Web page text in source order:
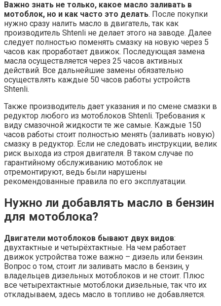
Важно знать не только, какое масло заливать в
мотоблок, но и как часто это делать. После покупки
нужно сразу налить масло в двигатель, так как
производитель Shtenli не делает этого на заводе. Далее
следует полностью поменять смазку на новую через 5
часов как проработает движок. Последующая замена
масла осуществляется через 25 часов активных
действий. Все дальнейшие замены обязательно
осуществлять каждые 50 часов работы устройств
Shtenli.
Также производитель дает указания и по смене смазки в
редуктор любого из мотоблоков Shtenli. Требования к
виду смазочной жидкости те же самые. Каждые 150
часов работы стоит полностью менять (заливать новую)
смазку в редуктор. Если не следовать инструкции, велик
риск выхода из строя двигателя. В таком случае по
гарантийному обслуживанию мотоблок не
отремонтируют, ведь были нарушены
рекомендованные правила по его эксплуатации.
Нужно ли добавлять масло в бензин
для мотоблока?
Двигатели мотоблоков бывают двух видов:
двухтактные и четырёхтактные. На чем работает
движок устройства тоже важно – дизель или бензин.
Вопрос о том, стоит ли заливать масло в бензин, у
владельцев дизельных мотоблоков и не стоит. Плюс
все четырехтактные мотоблоки дизельные, так что их
откладываем, здесь масло в топливо не добавляется.